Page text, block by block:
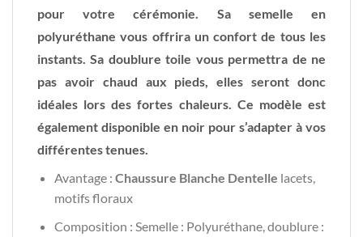
pour votre cérémonie. Sa semelle en
polyuréthane vous offrira un confort de tous les
instants. Sa doublure toile vous permettra de ne
pas avoir chaud aux pieds, elles seront donc
idéales lors des fortes chaleurs. Ce modèle est
également disponible en noir pour s’adapter à vos
différentes tenues.
Avantage : Chaussure Blanche Dentelle lacets,
motifs floraux
Composition : Semelle : Polyuréthane, doublure :